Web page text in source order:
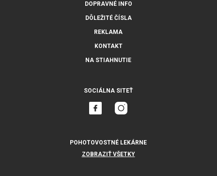
DOPRAVNÉ INFO
DÔLEŽITÉ ČÍSLA
REKLAMA
KONTAKT
NA STIAHNUTIE
SOCIÁLNA SITEŤ
POHOTOVOSTNÉ LEKÁRNE
ZOBRAZIŤ VŠETKY